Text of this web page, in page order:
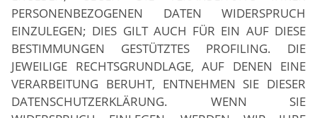
PERSONENBEZOGENEN DATEN WIDERSPRUCH
EINZULEGEN; DIES GILT AUCH FÜR EIN AUF DIESE
BESTIMMUNGEN GESTÜTZTES PROFILING. DIE
JEWEILIGE RECHTSGRUNDLAGE, AUF DENEN EINE
VERARBEITUNG BERUHT, ENTNEHMEN SIE DIESER
DATENSCHUTZERKLÄRUNG. WENN SIE